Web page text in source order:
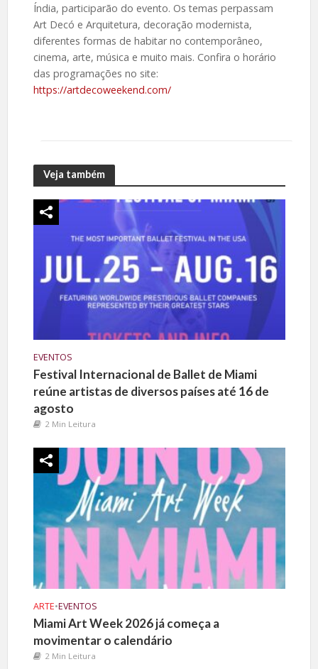
Índia, participarão do evento. Os temas perpassam
Art Decó e Arquitetura, decoração modernista,
diferentes formas de habitar no contemporâneo,
cinema, arte, música e muito mais. Confira o horário
das programações no site:
https://artdecoweekend.com/
Veja também
EVENTOS
Festival Internacional de Ballet de Miami
reúne artistas de diversos países até 16 de
agosto
2 Min Leitura
ARTE•EVENTOS
Miami Art Week 2026 já começa a
movimentar o calendário
2 Min Leitura